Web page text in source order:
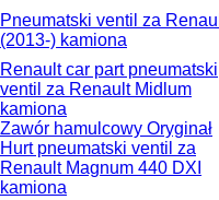
Pneumatski ventil za
(2013-) kamiona
Renault car part pneumatski
ventil za Renault Midlum
kamiona
Zawór hamulcowy Oryginał
Hurt pneumatski ventil za
Renault Magnum 440 DXI
kamiona